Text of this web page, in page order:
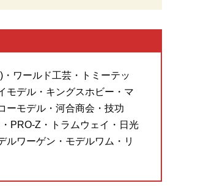
ワールド工芸・トミーテッ
モデル・キングスホビー・マ
ーモデル・河合商会・技功
PRO-Z・トラムウェイ・日光
ルワーゲン・モデルワム・リ